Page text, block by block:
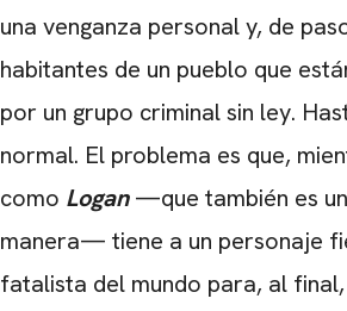
una venganza personal y, de
habitantes de un pueblo que
por un grupo criminal sin ley.
normal. El problema es que,
como Logan—que también es
manera— tiene a un personaje
fatalista del mundo para, al